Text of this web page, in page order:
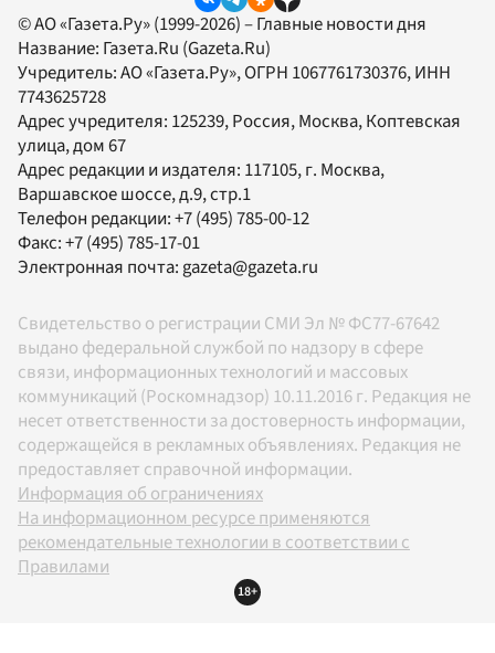
© АО «Газета.Ру» (1999-2026) – Главные новости дня
Название: Газета.Ru (Gazeta.Ru)
Учредитель:АО «Газета.Ру», ОГРН 1067761730376, ИНН
7743625728
Адрес учредителя: 125239, Россия, Москва, Коптевская
улица, дом 67
Адрес редакции и издателя: 117105, г. Москва,
Варшавское шоссе, д.9, стр.1
Телефон редакции:+7 (495) 785-00-12
Факс:+7 (495) 785-17-01
Электронная почта:gazeta@gazeta.ru
Свидетельство о регистрации СМИ Эл № ФС77-67642
выдано федеральной службой по надзору в сфере
связи, информационных технологий и массовых
коммуникаций (Роскомнадзор) 10.11.2016 г. Редакция не
несет ответственности за достоверность информации,
содержащейся в рекламных объявлениях. Редакция не
предоставляет справочной информации.
Информация об ограничениях
На информационном ресурсе применяются
рекомендательные технологии в соответствии с
Правилами
18+